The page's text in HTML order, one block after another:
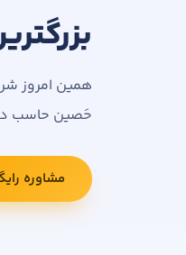
همین امروز
حَصین حاسب
مشاوره